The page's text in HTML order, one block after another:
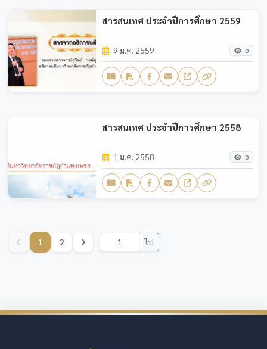
สารสนเทศ ประจำปีการศึกษา 2559
9 ม.ค. 2559 0
สารสนเทศ ประจำปีการศึกษา 2558
1 ม.ค. 2558 0
1 2 ไป